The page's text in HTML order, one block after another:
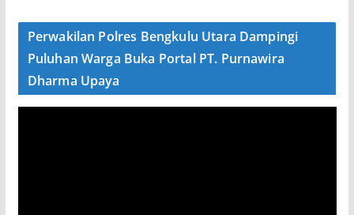
Perwakilan Polres Bengkulu Utara Dampingi
Puluhan Warga Buka Portal PT. Purnawira
Dharma Upaya